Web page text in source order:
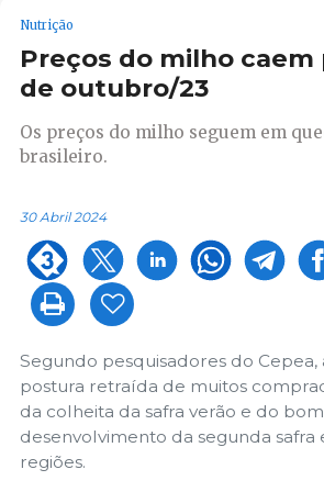
Nutrição
Preços do milho caem
de outubro/23
Os preços do milho seguem em
brasileiro.
30 Abril 2024
Segundo pesquisadores do Cepea,
postura retraída de muitos
da colheita da safra verão e do bom
desenvolvimento da segunda
regiões.